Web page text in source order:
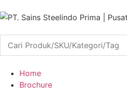
Home
Brochure